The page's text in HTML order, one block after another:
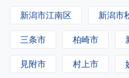
新潟市江南区 新潟市
三条市 柏崎市
見附市 村上市